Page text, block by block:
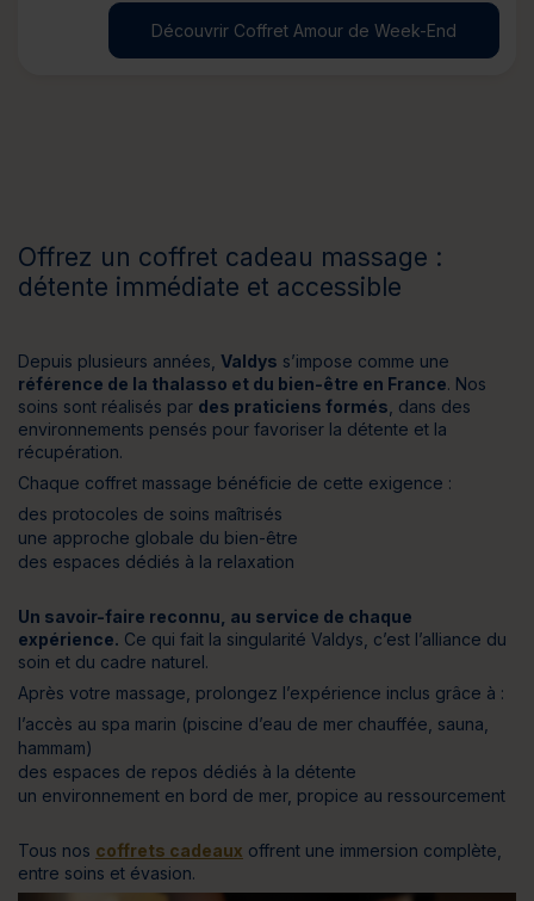
Découvrir Coffret Amour de Week-End
Offrez un coffret cadeau massage :
détente immédiate et accessible
Depuis plusieurs années, Valdys s’impose comme une
référence de la thalasso et du bien-être en France. Nos
soins sont réalisés par des praticiens formés , dans des
environnements pensés pour favoriser la détente et la
récupération.
Chaque coffret massage bénéficie de cette exigence :
des protocoles de soins maîtrisés
une approche globale du bien-être
des espaces dédiés à la relaxation
Un savoir-faire reconnu, au service de chaque
expérience. Ce qui fait la singularité Valdys, c’est l’alliance du
soin et du cadre naturel.
Après votre massage, prolongez l’expérience inclus grâce à :
l’accès au spa marin (piscine d’eau de mer chauffée, sauna,
hammam)
des espaces de repos dédiés à la détente
un environnement en bord de mer, propice au ressourcement
Tous nos coffrets cadeaux offrent une immersion complète,
entre soins et évasion.